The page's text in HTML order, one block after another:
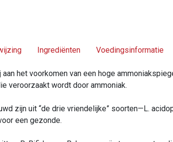
Ingrediënten Voedingsinformatie
het voorkomen van een hoge
veroorzaakt wordt door ammoniak.
zijn uit “de drie vriendelijke” soorten—L.
een gezonde.